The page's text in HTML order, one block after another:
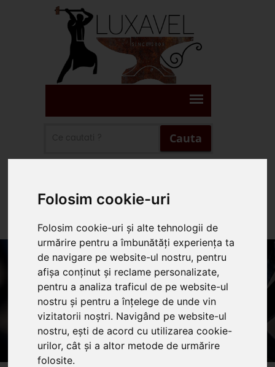
Folosim cookie-uri
Folosim cookie-uri și alte tehnologii de
urmărire pentru a îmbunătăți experiența ta
de navigare pe website-ul nostru, pentru
afișa conținut și reclame personalizate,
pentru a analiza traficul de pe website-ul
nostru și pentru a înțelege de unde vin
vizitatorii noștri. Navigând pe website-ul
nostru, ești de acord cu utilizarea cookie-
urilor, cât și a altor metode de urmărire
folosite.
Cauta
Home Produse Oferte
Servicii
Articole
Oferte promotionale si
produse din fier forjat